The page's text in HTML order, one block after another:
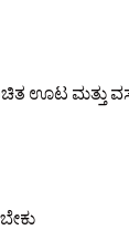
ಮತ್ತು ವಸತಿ